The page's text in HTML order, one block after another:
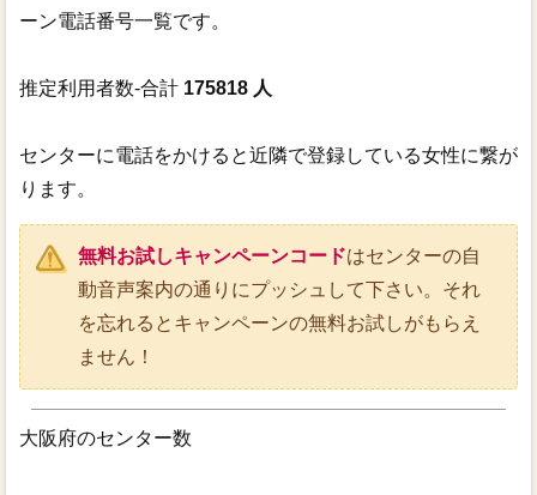
ーン電話番号一覧です。
推定利用者数-合計 175818 人
センターに電話をかけると近隣で登録している女性に繋が
ります。
無料お試しキャンペーンコードはセンターの自
動音声案内の通りにプッシュして下さい。それ
を忘れるとキャンペーンの無料お試しがもらえ
ません！
大阪府のセンター数